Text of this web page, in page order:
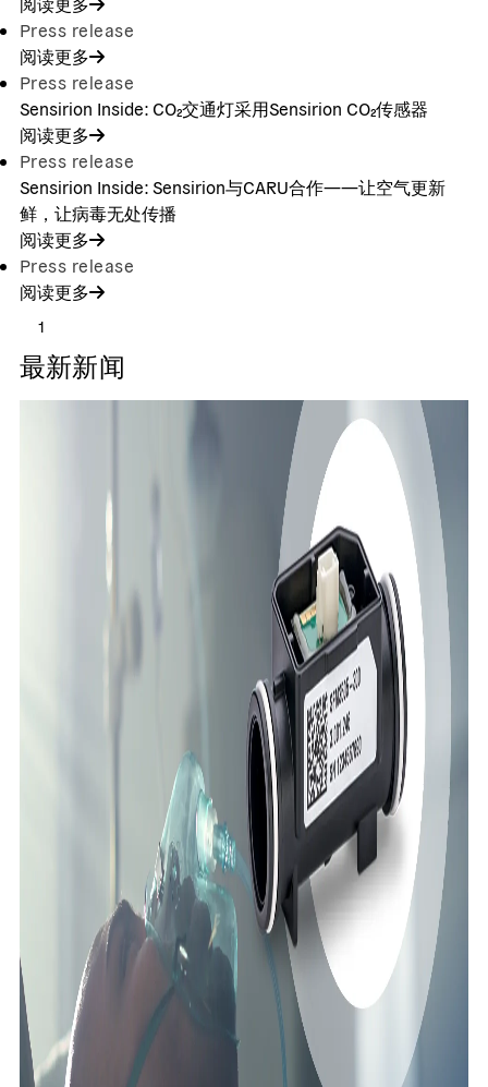
Press release
阅读更多
Press release
Sensirion Inside: CO₂交通灯采用Sensirion CO₂传感器
阅读更多
Press release
Sensirion Inside: Sensirion与CARU合作——让空气更新
鲜，让病毒无处传播
阅读更多
Press release
阅读更多
1
最新新闻